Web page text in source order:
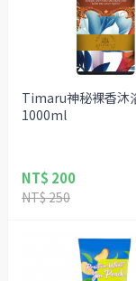
Timaru神秘裸香沐
1000ml
NT$ 200
NT$ 250